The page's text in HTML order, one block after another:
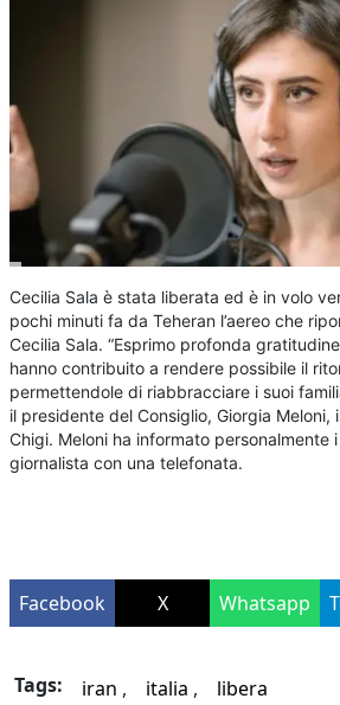
Cecilia Sala è stata liberata ed è in volo
pochi minuti fa da Teheran l’aereo che
Cecilia Sala. “Esprimo profonda
hanno contribuito a rendere possibile il
permettendole di riabbracciare i suoi
il presidente del Consiglio, Giorgia Meloni,
Chigi. Meloni ha informato personalmente
giornalista con una telefonata.
Facebook X Whatsapp
Tags: iran italia libera